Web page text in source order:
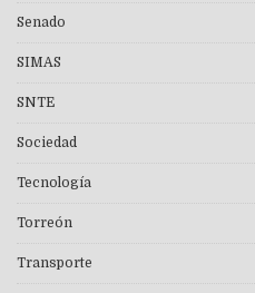
Senado
SIMAS
SNTE
Sociedad
Tecnología
Torreón
Transporte